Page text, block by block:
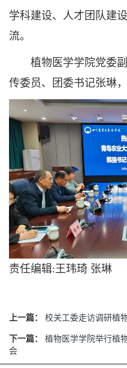
学科建设、人才团队建
流。
植物医学学院党委副
传委员、团委书记张琳
责任编辑:王玮琦 张琳
上一篇： 校关工委走访调研植
下一篇：
植物医学学院举行植
会